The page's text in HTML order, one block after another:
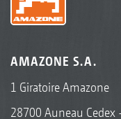
AMAZONE S.A.
1 Giratoire Amazone
28700 Auneau Cedex